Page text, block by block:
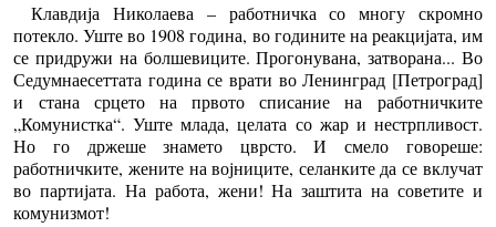
Клавдија Николаева – работничка со многу скромно
потекло. Уште во 1908 година, во годините на реакцијата, им
се придружи на болшевиците. Прогонувана, затворана... Во
Седумнаесеттата година се врати во Ленинград [Петроград]
и стана срцето на првото списание на работничките
„Комунистка“. Уште млада, целата со жар и нестрпливост.
Но го држеше знамето цврсто. И смело говореше:
работничките, жените на војниците, селанките да се вклучат
во партијата. На работа, жени! На заштита на советите и
комунизмот!